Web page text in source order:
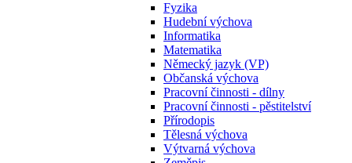
Fyzika
Hudební výchova
Informatika
Matematika
Německý jazyk (VP)
Občanská výchova
Pracovní činnosti - dílny
Pracovní činnosti - pěstitelství
Přírodopis
Tělesná výchova
Výtvarná výchova